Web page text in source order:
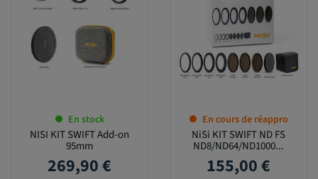
En stock
NISI KIT SWIFT Add-on
95mm
Prix
269,90 €
En cours de réappro
NiSi KIT SWIFT ND FS
ND8/ND64/ND1000...
Prix
155,00 €